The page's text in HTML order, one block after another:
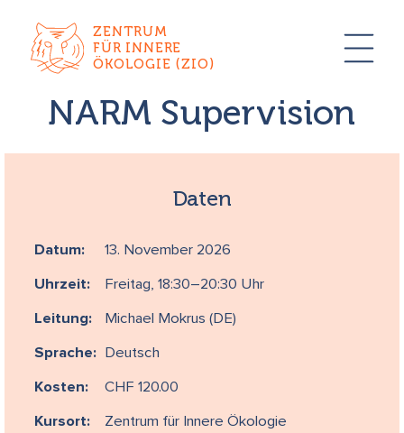
ZENTRUM
FÜR INNERE
ÖKOLOGIE (ZIO)
NARM Supervision
Daten
Datum: 13. November 2026
Uhrzeit: Freitag, 18:30–20:30 Uhr
Leitung: Michael Mokrus (DE)
Sprache: Deutsch
Kosten: CHF 120.00
Kursort:
Zentrum für Innere Ökologie